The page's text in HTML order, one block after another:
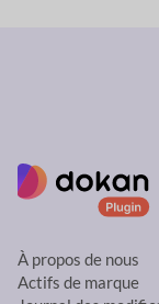
À propos de nous
Actifs de marque